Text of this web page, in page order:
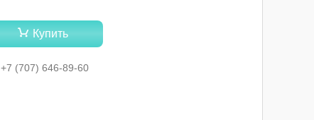
Купить
+7 (707) 646-89-60